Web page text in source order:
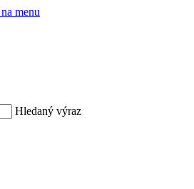
menu
Hledaný výraz